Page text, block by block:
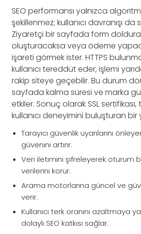
SEO performansı yalnızca
şekillenmez; kullanıcı davranışı da
Ziyaretçi bir sayfada form
oluşturacaksa veya ödeme
işareti görmek ister. HTTPS
kullanıcı tereddüt eder, işlemi
rakip siteye geçebilir. Bu durum
sayfada kalma süresi ve marka
etkiler. Sonuç olarak SSL sertifikası,
kullanıcı deneyimini buluşturan bir
Tarayıcı güvenlik uyarılarını
güvenini artırır.
Veri iletimini şifreleyerek oturum
verilerini korur.
Arama motorlarına güncel ve
verir.
Kullanıcı terk oranını azaltmaya
dolaylı SEO katkısı sağlar.